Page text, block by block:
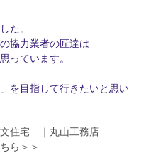
た。
協力業者の匠達は
っています。
を目指して行きたいと思い
住宅 ｜丸山工務店
ら＞＞